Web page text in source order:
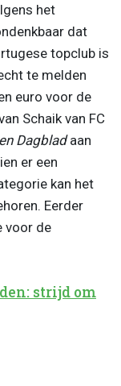
het
dat
topclub is
te melden
euro voor de
Schaik van FC
Dagbladaan
er een
kan het
Eerder
voor de
strijd om